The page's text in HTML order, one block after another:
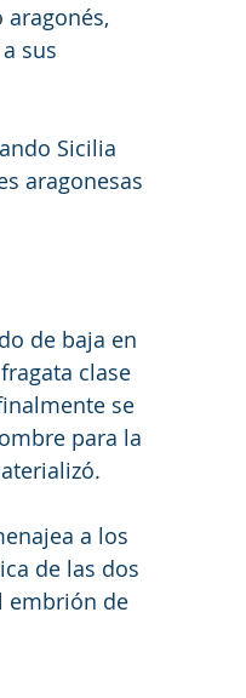
sus
Sicilia
aragonesas
de baja en
clase
se
para la
a los
de las dos
embrión de